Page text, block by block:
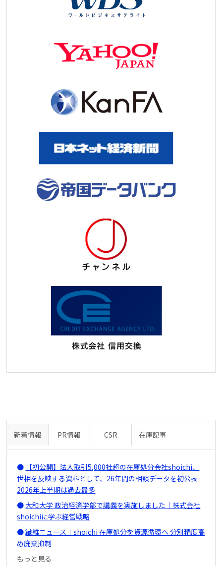
新着情報 PR情報 CSR 在庫記事
【初公開】法人取引5,000社超の在庫処分会社shoichi、
世相を反映する資料として、26年間の相談データを初公表
2026年上半期は過去最多
大和大学 政治経済学部で講義を実施しました｜株式会社
shoichiに学ぶ経営戦略
繊維ニュース｜shoichi 在庫処分を資源循環へ 分別精度高
め廃棄抑制
もっと見る